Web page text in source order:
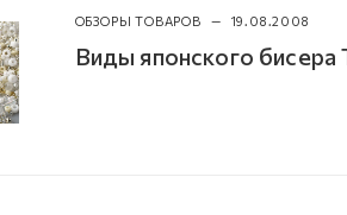
ОБЗОРЫ ТОВАРОВ — 19.08.2008
Виды японского бисера